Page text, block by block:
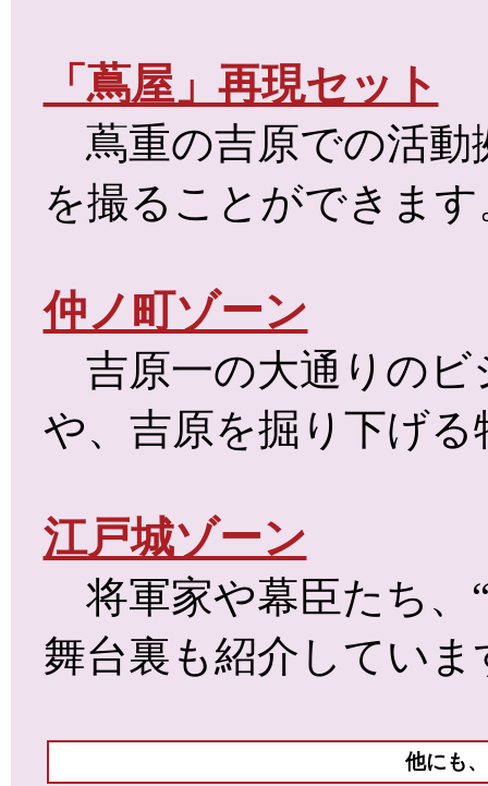
「蔦屋」再現セット
蔦重の吉原での活動
を撮ることができます
仲ノ町ゾーン
吉原一の大通りのビ
や、吉原を掘り下げ
江戸城ゾーン
将軍家や幕臣たち、
舞台裏も紹介していま
他にも